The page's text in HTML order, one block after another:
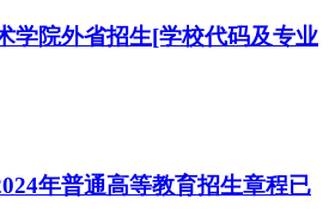
学院外省招生[学校代码及专业
年普通高等教育招生章程已